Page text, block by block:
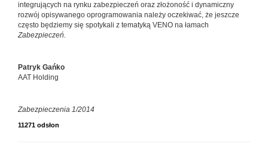
integrujących na rynku zabezpieczeń oraz złożoność i dynamiczny
rozwój opisywanego oprogramowania należy oczekiwać, że jeszcze
często będziemy się spotykali z tematyką VENO na łamach
Zabezpieczeń.
Patryk Gańko
AAT Holding
Zabezpieczenia 1/2014
11271 odsłon